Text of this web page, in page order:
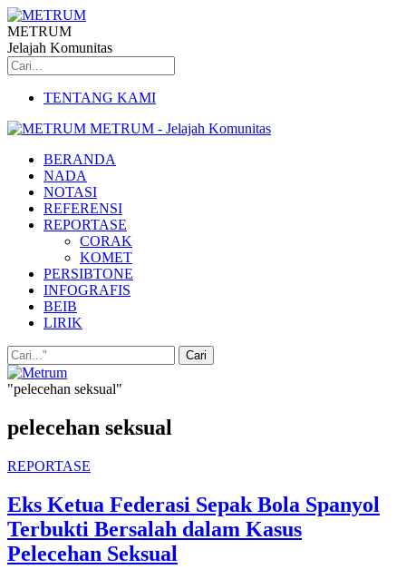
METRUM
Jelajah Komunitas
TENTANG KAMI
METRUM - Jelajah Komunitas
BERANDA
NADA
NOTASI
REFERENSI
REPORTASE
CORAK
KOMET
PERSIBTONE
INFOGRAFIS
BEIB
LIRIK
"pelecehan seksual"
pelecehan seksual
REPORTASE
Eks Ketua Federasi Sepak Bola Spanyol
Terbukti Bersalah dalam Kasus
Pelecehan Seksual